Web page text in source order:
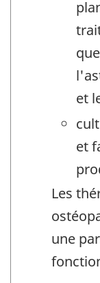
et
et
Les
une